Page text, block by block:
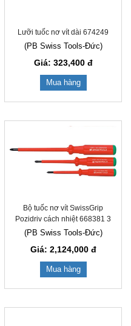
Lưỡi tuốc nơ vít dài 674249
(PB Swiss Tools-Đức)
Giá: 323,400đ
Mua hàng
Bộ tuốc nơ vít SwissGrip
Pozidriv cách nhiệt 668381 3
(PB Swiss Tools-Đức)
Giá: 2,124,000đ
Mua hàng